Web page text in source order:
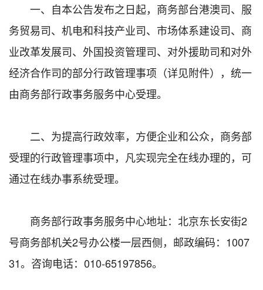
一、自本公告发布之日起，商务部台港澳司、服
务贸易司、机电和科技产业司、市场体系建设司、商
业改革发展司、外国投资管理司、对外援助司和对外
经济合作司的部分行政管理事项（详见附件），统一
由商务部行政事务服务中心受理。
二、为提高行政效率，方便企业和公众，商务部
受理的行政管理事项中，凡实现完全在线办理的，可
通过在线办事系统受理。
商务部行政事务服务中心地址：北京东长安街2
号商务部机关2号办公楼一层西侧，邮政编码：1007
31。咨询电话：010-65197856。